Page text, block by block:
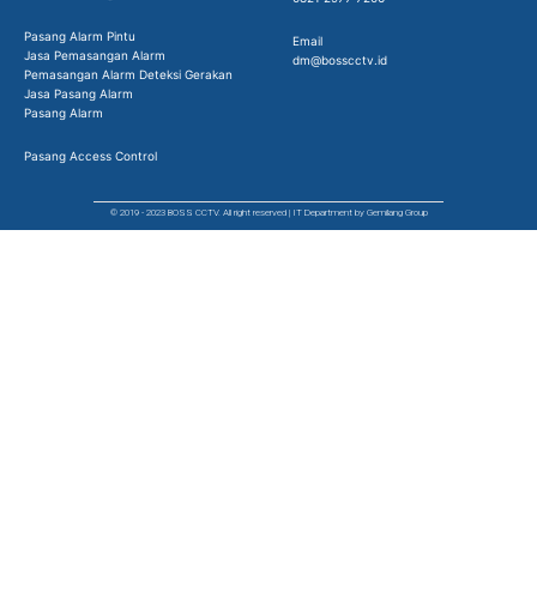
Pasang Alarm Pintu
Jasa Pemasangan Alarm
Pemasangan Alarm Deteksi Gerakan
Jasa Pasang Alarm
Pasang Alarm
Pasang Access Control
Email
dm@bosscctv.id
© 2019 - 2023 BOSS CCTV. All right reserved | IT Department by Gemilang Group